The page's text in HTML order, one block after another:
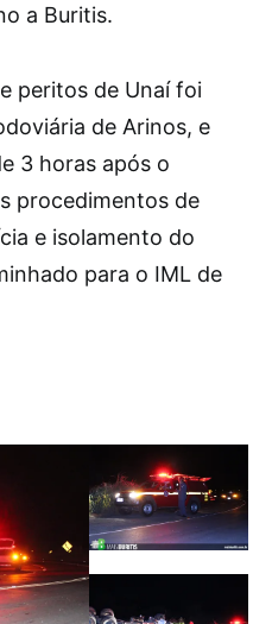
a Buritis.
peritos de Unaí foi
de Arinos, e
3 horas após o
procedimentos de
e isolamento do
para o IML de